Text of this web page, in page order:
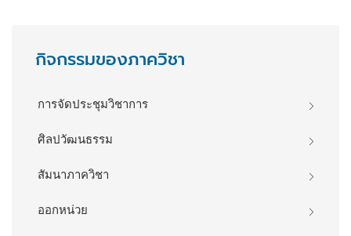
กิจกรรมของภาควิชา
การจัดประชุมวิชาการ
ศิลปวัฒนธรรม
สัมนาภาควิชา
ออกหน่วย